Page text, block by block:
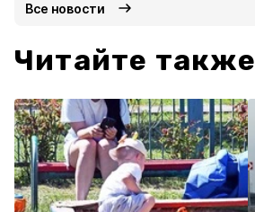
Все новости
Читайте также